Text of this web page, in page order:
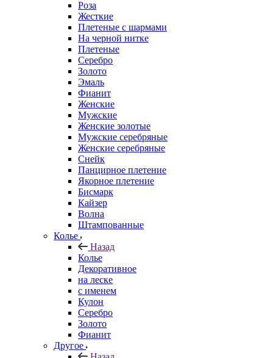
Роза
Жесткие
Плетеные с шармами
На черной нитке
Плетеные
Серебро
Золото
Эмаль
Фианит
Женские
Мужские
Женские золотые
Мужские серебряные
Женские серебряные
Снейк
Панцирное плетение
Якорное плетение
Бисмарк
Кайзер
Волна
Штампованные
Колье
Назад
Колье
Декоративное
на леске
с именем
Кулон
Серебро
Золото
Фианит
Другое